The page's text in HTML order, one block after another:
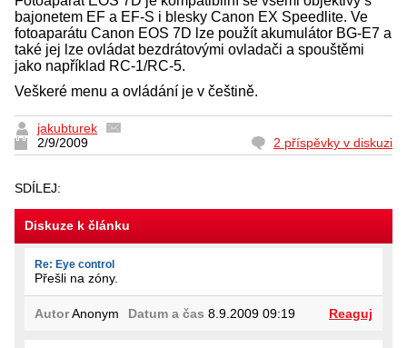
bajonetem EF a EF-S i blesky Canon EX Speedlite. Ve
fotoaparátu Canon EOS 7D lze použít akumulátor BG-E7 a
také jej lze ovládat bezdrátovými ovladači a spouštěmi
jako například RC-1/RC-5.
Veškeré menu a ovládání je v češtině.
jakubturek
2/9/2009
2 příspěvky v diskuzi
SDÍLEJ:
Diskuze k článku
Re: Eye control
Přešli na zóny.
AutorAnonym Datum a čas 8.9.2009 09:19 Reaguj